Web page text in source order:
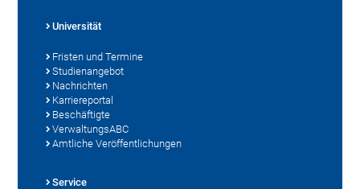
Universität
Fristen und Termine
Studienangebot
Nachrichten
Karriereportal
Beschäftigte
VerwaltungsABC
Amtliche Veröffentlichungen
Service